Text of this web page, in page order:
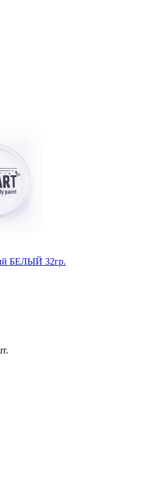
БЕЛЫЙ 32гр.